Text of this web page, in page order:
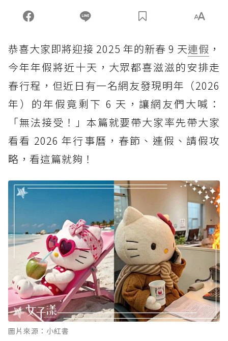
恭喜大家即將迎接 2025 年的新春 9 天連假 ，
今年年假將近十天，大眾都喜滋滋的安排走
春行程，但近日有一名網友發現明年（2026
年）的年假竟剩下 6 天，讓網友們大喊：
「無法接受！」本篇就要帶大家率先帶大家
看看 2026 年行事曆，春節、連假、請假攻
略，看這篇就夠！
圖片來源：小紅書